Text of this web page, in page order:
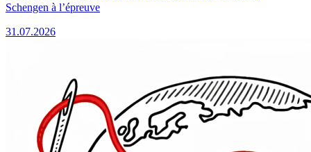
Schengen à l’épreuve
31.07.2026